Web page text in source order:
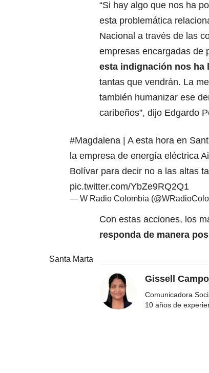
“Si hay algo que nos ha
esta problemática
Nacional a través de las
empresas encargadas de
esta indignación nos ha
tantas que vendrán. La
también humanizar ese
caribeños”, dijo Edgardo
#Magdalena | A esta hora en
la empresa de energía eléctrica
Bolívar para decir no a las altas
pic.twitter.com/YbZe9RQ2Q1
— W Radio Colombia
Con estas acciones, los
responda de manera
Santa Marta
Gissell Campo
Comunicadora
10 años de